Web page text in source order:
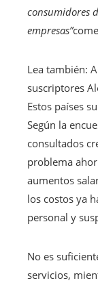
consumidores
empresas”
Lea también:
suscriptores
Estos países
Según la
consultados
problema
aumentos
los costos ya
personal y
No es
servicios,